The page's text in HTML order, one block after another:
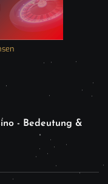
- Bedeutung &